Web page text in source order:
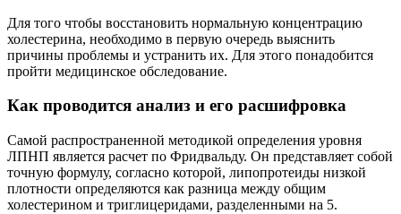
Для того чтобы восстановить нормальную концентрацию
холестерина, необходимо в первую очередь выяснить
причины проблемы и устранить их. Для этого понадобится
пройти медицинское обследование.
Как проводится анализ и его расшифровка
Самой распространенной методикой определения уровня
ЛПНП является расчет по Фридвальду. Он представляет собой
точную формулу, согласно которой, липопротеиды низкой
плотности определяются как разница между общим
холестерином и триглицеридами, разделенными на 5.